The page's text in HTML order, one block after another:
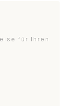
für Ihren